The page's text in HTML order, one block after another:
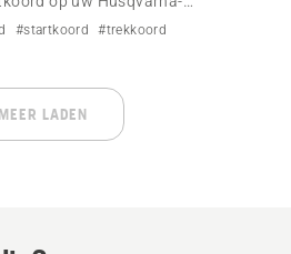
#startkoord #trekkoord
MEER LADEN